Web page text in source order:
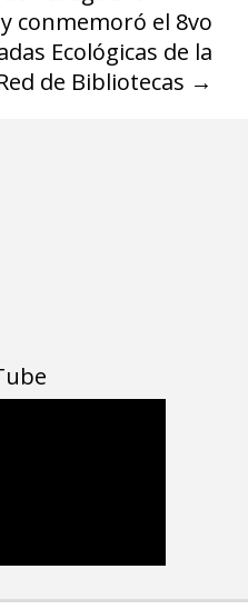
conmemoró el 8vo
Ecológicas de la
de Bibliotecas →